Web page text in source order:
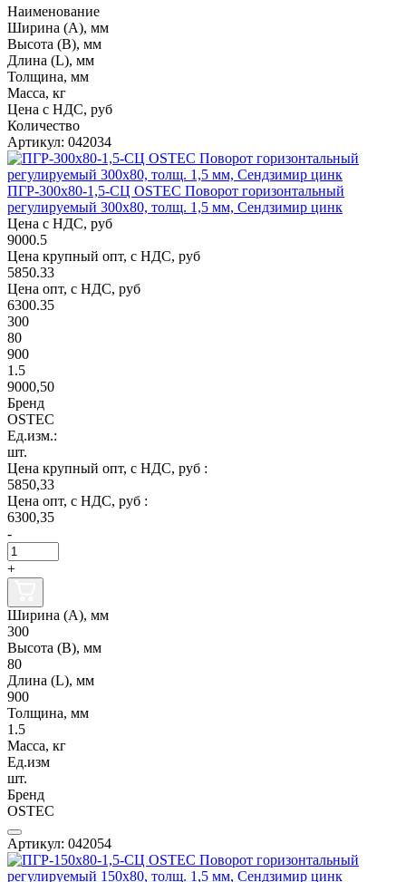
Наименование
Ширина (А), мм
Высота (В), мм
Длина (L), мм
Толщина, мм
Масса, кг
Цена с НДС, руб
Количество
Артикул: 042034
ПГР-300х80-1,5-СЦ OSTEC Поворот горизонтальный
регулируемый 300х80, толщ. 1,5 мм, Сендзимир цинк
Цена с НДС, руб
9000.5
Цена крупный опт, с НДС, руб
5850.33
Цена опт, с НДС, руб
6300.35
300
80
900
1.5
9000,50
Бренд
OSTEC
Ед.изм.:
шт.
Цена крупный опт, с НДС, руб :
5850,33
Цена опт, с НДС, руб :
6300,35
-
+
Ширина (А), мм
300
Высота (В), мм
80
Длина (L), мм
900
Толщина, мм
1.5
Масса, кг
Ед.изм
шт.
Бренд
OSTEC
Артикул: 042054